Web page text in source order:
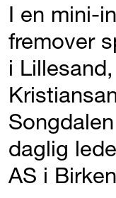
I en mini-
fremover
i
daglig
AS i